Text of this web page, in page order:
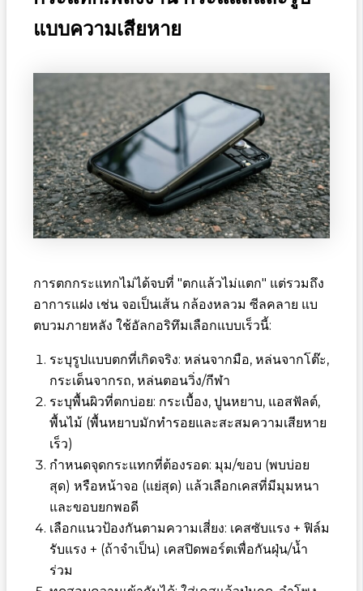
แบบความเสียหาย
การตกกระแทกไม่ได้จบที่ "ตกแล้วไม่แตก" แต่รวมถึง
อาการแฝง เช่น จอเป็นเส้น กล้องหลวม ซีลคลาย แบ
ตบวมภายหลัง ใช้อัลกอริทึมเลือกแบบเร็วนี้:
ระบุรูปแบบตกที่เกิดจริง: หล่นจากมือ, หล่นจากโต๊ะ,
กระเด็นจากรถ, หล่นตอนวิ่ง/กีฬา
ระบุพื้นผิวที่ตกบ่อย: กระเบื้อง, ปูนหยาบ, แอสฟัลต์,
พื้นไม้ (พื้นหยาบมักทำรอยและสะสมความเสียหาย
เร็ว)
กำหนดจุดกระแทกที่ต้องรอด: มุม/ขอบ (พบบ่อย
สุด) หรือหน้าจอ (แย่สุด) แล้วเลือกเคสที่มีมุมหนา
และขอบยกพอดี
เลือกแนวป้องกันตามความเสี่ยง: เคสซับแรง + ฟิล์ม
รับแรง + (ถ้าจำเป็น) เคสปิดพอร์ตเพื่อกันฝุ่น/น้ำ
ร่วม